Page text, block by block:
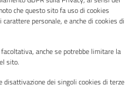
che questo sito fa uso di cookies
personale, e anche di cookies di
anche se potrebbe limitare la
sito.
dei singoli cookies di terze